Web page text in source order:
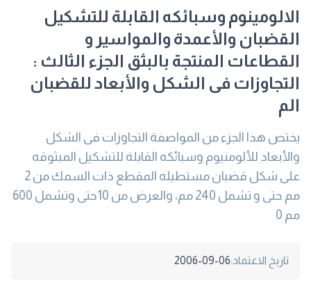
الالومينوم وسبائكه القابلة للتشكيل
القضبان والأعمدة والمواسير و
القطاعات المنتجة بالبثق الجزء الثالث :
التجاوزات فى الشكل والأبعاد للقضبان
الم
يختص هذا الجزء من المواصفة التجاوزات فى الشكل
والأبعاد للألومنيوم وسبائكه القابلة للتشكيل المبثوقه
على شكل قضبان مستطيله المقطع ذات السمك من 2
مم حتى و تشمل 240 مم، والعرض من 10حتى وتشمل 600
مم 0
تاريخ الاعتماد:2006-09-06